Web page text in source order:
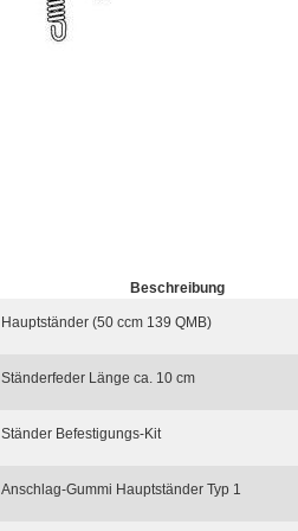
Beschreibung
Hauptständer (50 ccm 139 QMB)
Ständerfeder Länge ca. 10 cm
Ständer Befestigungs-Kit
Anschlag-Gummi Hauptständer Typ 1